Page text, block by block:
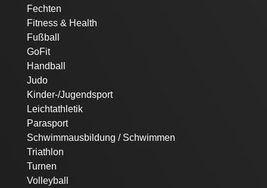
Fechten
Fitness & Health
Fußball
GoFit
Handball
Judo
Kinder-/Jugendsport
Leichtathletik
Parasport
Schwimmausbildung / Schwimmen
Triathlon
Turnen
Volleyball